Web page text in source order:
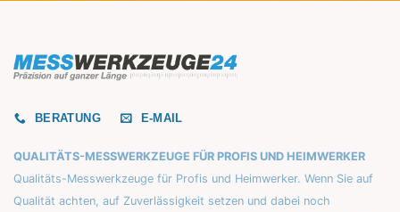
BERATUNG E-MAIL
QUALITÄTS-MESSWERKZEUGE FÜR PROFIS UND HEIMWERKER
Qualitäts-Messwerkzeuge für Profis und Heimwerker. Wenn Sie auf
Qualität achten, auf Zuverlässigkeit setzen und dabei noch